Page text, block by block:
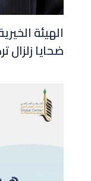
الهيئة
ضحايا زلزال